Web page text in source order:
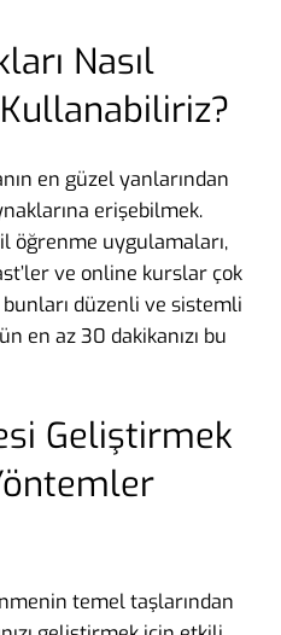
Nasıl
en güzel yanlarından
erişebilmek.
öğrenme uygulamaları,
ve online kurslar çok
düzenli ve sistemli
en az 30 dakikanızı bu
Geliştirmek
temel taşlarından